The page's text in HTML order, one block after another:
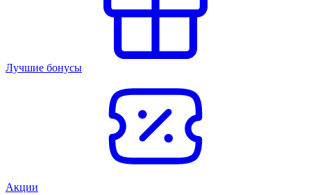
Лучшие бонусы
Акции